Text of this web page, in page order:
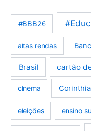
#BBB26
altas rendas
Brasil cartão
cinema
eleições ensino